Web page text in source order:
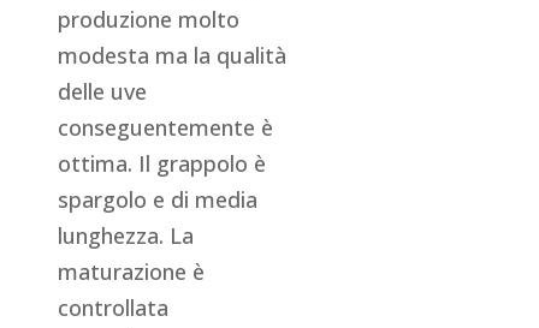
produzione molto
modesta ma la qualità
delle uve
conseguentemente è
ottima. Il grappolo è
spargolo e di media
lunghezza. La
maturazione è
controllata